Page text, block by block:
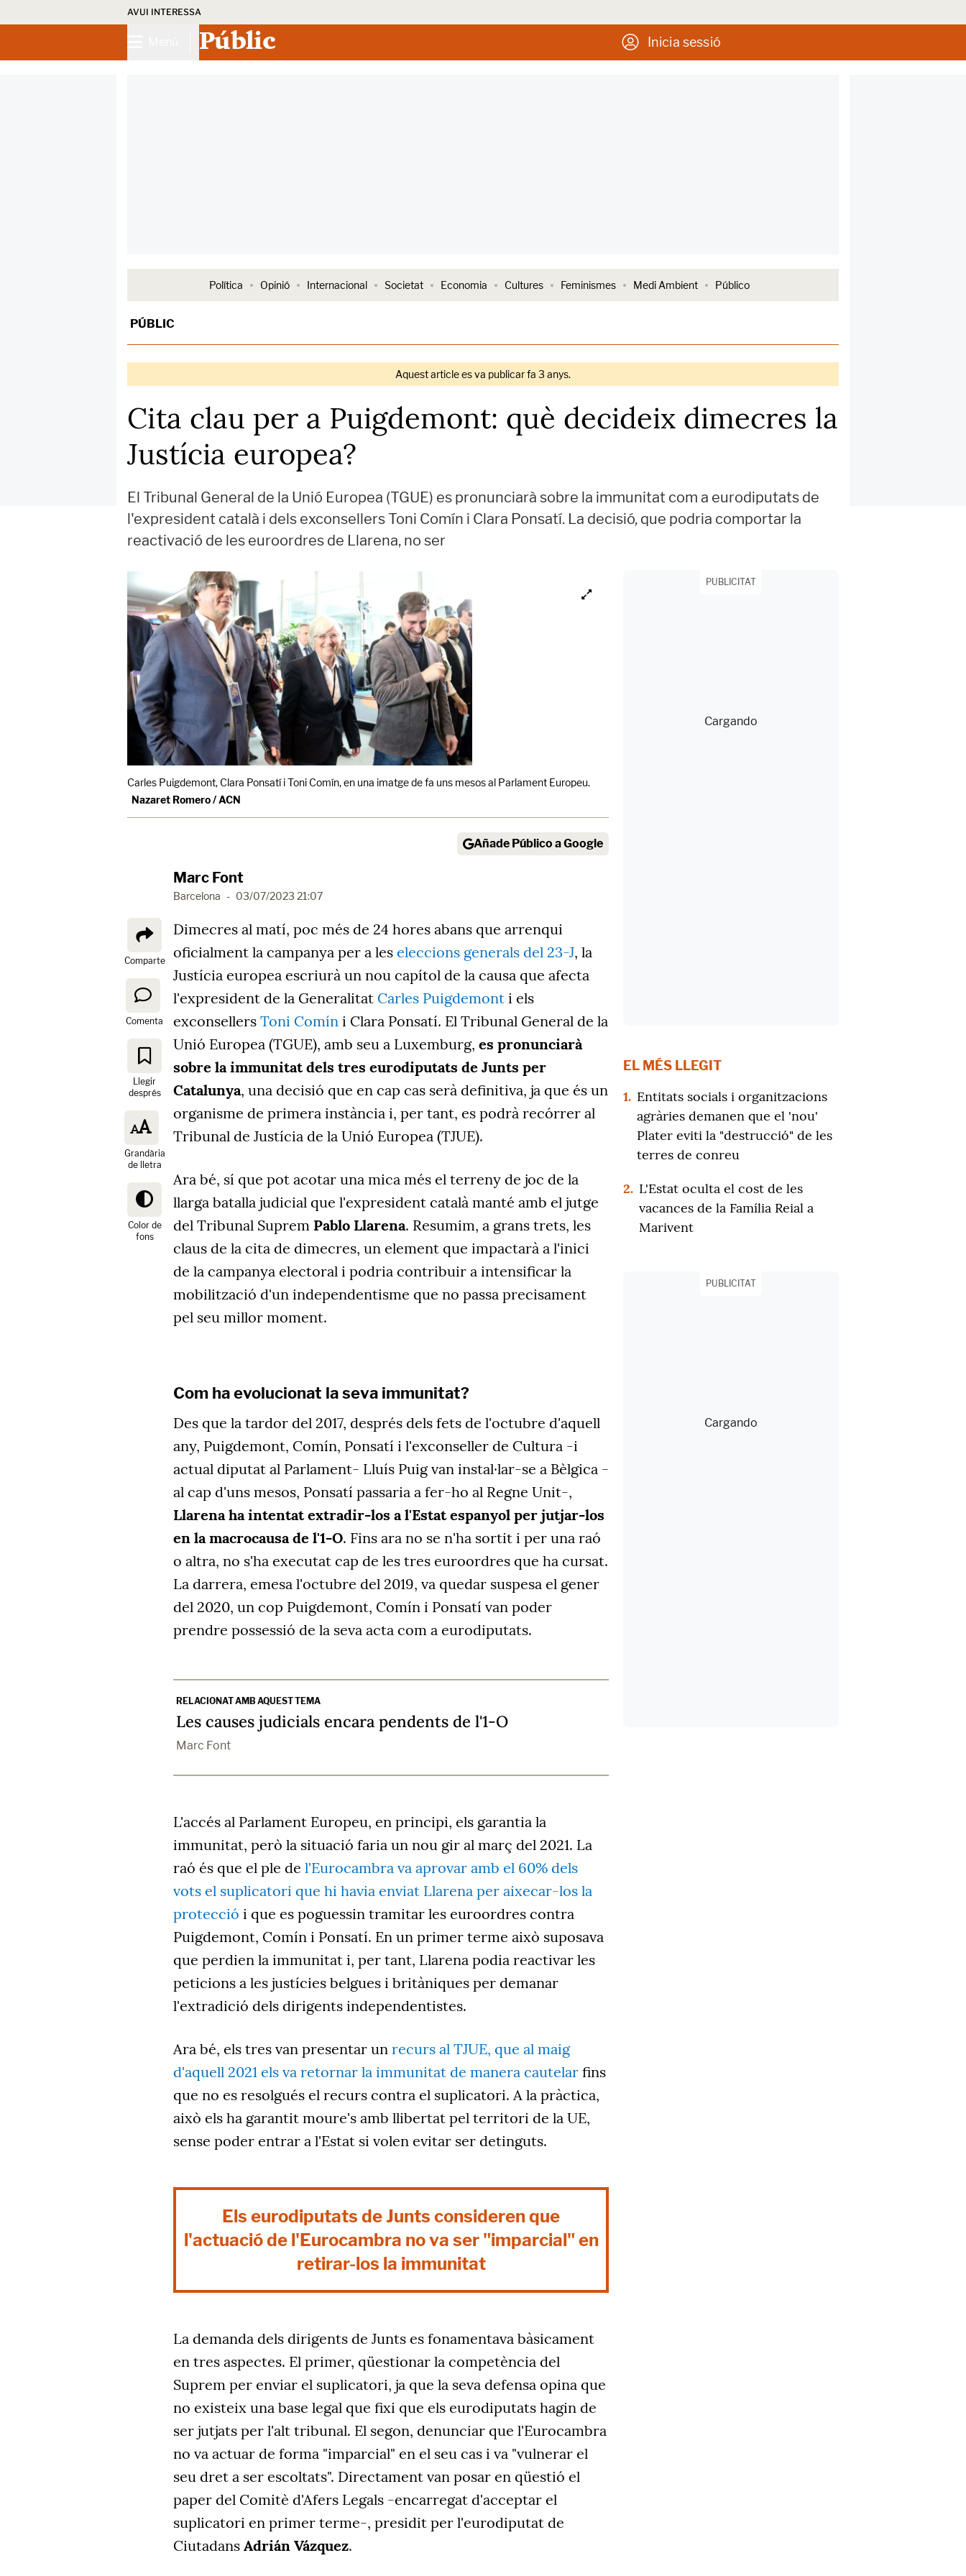
AVUI INTERESSA
Públic Inicia sessió
Política Opinió Internacional Societat Economia Cultures Feminismes Medi Ambient Público
PÚBLIC
Aquest article es va publicar fa 3 anys.
Cita clau per a Puigdemont: què decideix dimecres la
Justícia europea?
El Tribunal General de la Unió Europea (TGUE) es pronunciarà sobre la immunitat com a eurodiputats de
l'expresident català i dels exconsellers Toni Comín i Clara Ponsatí. La decisió, que podria comportar la
reactivació de les euroordres de Llarena, no ser
Carles Puigdemont, Clara Ponsatí i Toni Comín, en una imatge de fa uns mesos al Parlament Europeu.
Nazaret Romero / ACN
Añade Público a Google
Marc Font
Barcelona - 03/07/2023 21:07
Comparte
Comenta
Llegir
després
Grandària
de lletra
Color de
fons
Dimecres al matí, poc més de 24 hores abans que arrenqui
oficialment la campanya per a les eleccions generals del 23-J, la
Justícia europea escriurà un nou capítol de la causa que afecta
l'expresident de la Generalitat Carles Puigdemont i els
exconsellers Toni Comín i Clara Ponsatí. El Tribunal General de la
Unió Europea (TGUE), amb seu a Luxemburg, es pronunciarà
sobre la immunitat dels tres eurodiputats de Junts per
Catalunya, una decisió que en cap cas serà definitiva, ja que és un
organisme de primera instància i, per tant, es podrà recórrer al
Tribunal de Justícia de la Unió Europea (TJUE).
Ara bé, sí que pot acotar una mica més el terreny de joc de la
llarga batalla judicial que l'expresident català manté amb el jutge
del Tribunal Suprem Pablo Llarena. Resumim, a grans trets, les
claus de la cita de dimecres, un element que impactarà a l'inici
de la campanya electoral i podria contribuir a intensificar la
mobilització d'un independentisme que no passa precisament
pel seu millor moment.
Com ha evolucionat la seva immunitat?
Des que la tardor del 2017, després dels fets de l'octubre d'aquell
any, Puigdemont, Comín, Ponsatí i l'exconseller de Cultura -i
actual diputat al Parlament- Lluís Puig van instal·lar-se a Bèlgica -
al cap d'uns mesos, Ponsatí passaria a fer-ho al Regne Unit-,
Llarena ha intentat extradir-los a l'Estat espanyol per jutjar-los
en la macrocausa de l'1-O. Fins ara no se n'ha sortit i per una raó
o altra, no s'ha executat cap de les tres euroordres que ha cursat.
La darrera, emesa l'octubre del 2019, va quedar suspesa el gener
del 2020, un cop Puigdemont, Comín i Ponsatí van poder
prendre possessió de la seva acta com a eurodiputats.
RELACIONAT AMB AQUEST TEMA
Les causes judicials encara pendents de l'1-O
Marc Font
L'accés al Parlament Europeu, en principi, els garantia la
immunitat, però la situació faria un nou gir al març del 2021. La
raó és que el ple de l'Eurocambra va aprovar amb el 60% dels
vots el suplicatori que hi havia enviat Llarena per aixecar-los la
protecció i que es poguessin tramitar les euroordres contra
Puigdemont, Comín i Ponsatí. En un primer terme això suposava
que perdien la immunitat i, per tant, Llarena podia reactivar les
peticions a les justícies belgues i britàniques per demanar
l'extradició dels dirigents independentistes.
Ara bé, els tres van presentar un recurs al TJUE, que al maig
d'aquell 2021 els va retornar la immunitat de manera cautelar fins
que no es resolgués el recurs contra el suplicatori. A la pràctica,
això els ha garantit moure's amb llibertat pel territori de la UE,
sense poder entrar a l'Estat si volen evitar ser detinguts.
Els eurodiputats de Junts consideren que
l'actuació de l'Eurocambra no va ser "imparcial" en
retirar-los la immunitat
La demanda dels dirigents de Junts es fonamentava bàsicament
en tres aspectes. El primer, qüestionar la competència del
Suprem per enviar el suplicatori, ja que la seva defensa opina que
no existeix una base legal que fixi que els eurodiputats hagin de
ser jutjats per l'alt tribunal. El segon, denunciar que l'Eurocambra
no va actuar de forma "imparcial" en el seu cas i va "vulnerar el
seu dret a ser escoltats". Directament van posar en qüestió el
paper del Comitè d'Afers Legals -encarregat d'acceptar el
suplicatori en primer terme-, presidit per l'eurodiputat de
Ciutadans Adrián Vázquez.
PUBLICITAT
EL MÉS LLEGIT
1. Entitats socials i organitzacions
agràries demanen que el 'nou'
Plater eviti la "destrucció" de les
terres de conreu
2. L'Estat oculta el cost de les
vacances de la Família Reial a
Marivent
PUBLICITAT